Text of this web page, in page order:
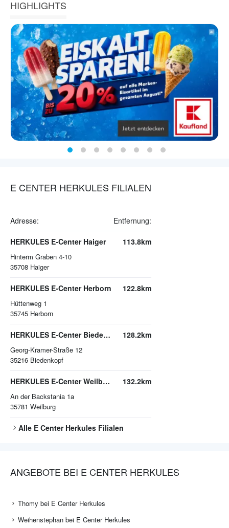
HIGHLIGHTS
E CENTER HERKULES FILIALEN
Adresse: Entfernung:
HERKULES E-Center Haiger
Hinterm Graben 4-10
35708 Haiger
113.8km
HERKULES E-Center Herborn
Hüttenweg 1
35745 Herborn
122.8km
HERKULES E-Center Biedenkopf
Georg-Kramer-Straße 12
35216 Biedenkopf
128.2km
HERKULES E-Center Weilburg
An der Backstania 1a
35781 Weilburg
132.2km
Alle E Center Herkules Filialen
ANGEBOTE BEI E CENTER HERKULES
Thomy bei E Center Herkules
Weihenstephan bei E Center Herkules